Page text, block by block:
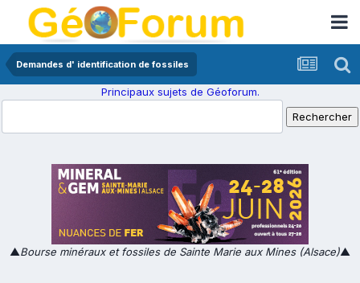
Demandes d' identification de fossiles
Principaux sujets de Géoforum.
▲Bourse minéraux et fossiles de Sainte Marie aux Mines (Alsace)▲